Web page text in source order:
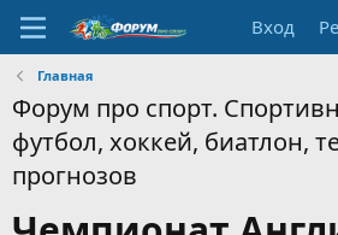
Вход
Главная
Форум про спорт.
футбол, хоккей, биатлон,
прогнозов